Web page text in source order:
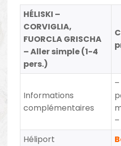
HÉLISKI –
CORVIGLIA,
FUORCLA GRISCHA
– Aller simple (1-4
pers.)
Informations
complémentaires
Héliport